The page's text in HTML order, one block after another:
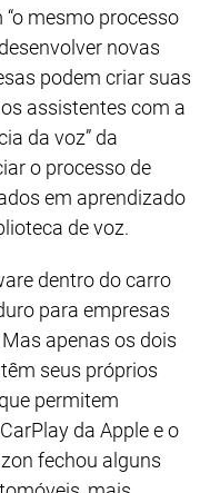
mesmo processo
novas
podem criar suas
assistentes com a
da voz” da
o processo de
em aprendizado
de voz.
dentro do carro
para empresas
apenas os dois
seus próprios
permitem
da Apple e o
fechou alguns